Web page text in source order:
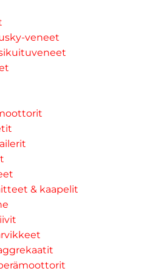
veneet
& kaapelit